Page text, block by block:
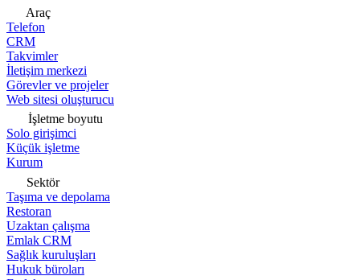
Araç
Telefon
CRM
Takvimler
İletişim merkezi
Görevler ve projeler
Web sitesi oluşturucu
İşletme boyutu
Solo girişimci
Küçük işletme
Kurum
Sektör
Taşıma ve depolama
Restoran
Uzaktan çalışma
Emlak CRM
Sağlık kuruluşları
Hukuk büroları